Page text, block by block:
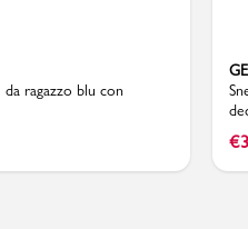
da ragazzo blu con
€